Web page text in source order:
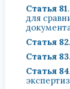
Статья 81
для
Статья 82
Статья 83
Статья 84